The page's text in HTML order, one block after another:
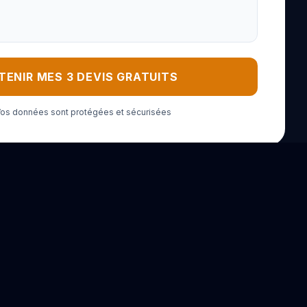
MES 3 DEVIS GRATUITS
données sont protégées et sécurisées